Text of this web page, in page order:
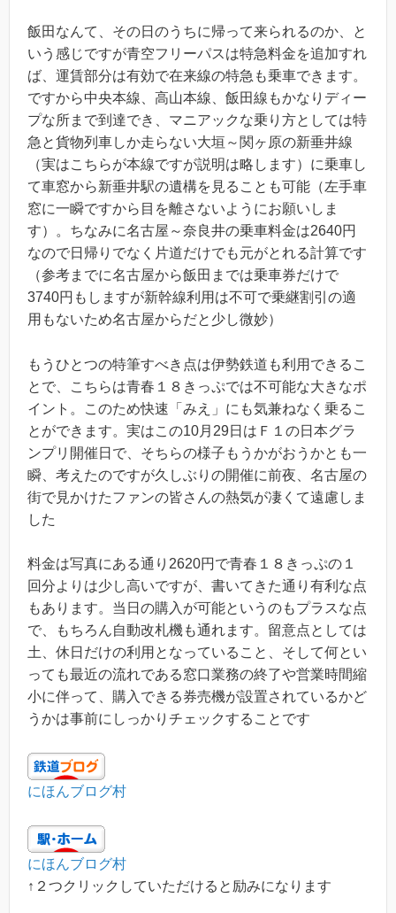
飯田なんて、その日のうちに帰って来られるのか、と
いう感じですが青空フリーパスは特急料金を追加すれ
ば、運賃部分は有効で在来線の特急も乗車できます。
ですから中央本線、高山本線、飯田線もかなりディー
プな所まで到達でき、マニアックな乗り方としては特
急と貨物列車しか走らない大垣～関ヶ原の新垂井線
（実はこちらが本線ですが説明は略します）に乗車し
て車窓から新垂井駅の遺構を見ることも可能（左手車
窓に一瞬ですから目を離さないようにお願いしま
す）。ちなみに名古屋～奈良井の乗車料金は2640円
なので日帰りでなく片道だけでも元がとれる計算です
（参考までに名古屋から飯田までは乗車券だけで
3740円もしますが新幹線利用は不可で乗継割引の適
用もないため名古屋からだと少し微妙）
もうひとつの特筆すべき点は伊勢鉄道も利用できるこ
とで、こちらは青春１８きっぷでは不可能な大きなポ
イント。このため快速「みえ」にも気兼ねなく乗るこ
とができます。実はこの10月29日はＦ１の日本グラ
ンプリ開催日で、そちらの様子もうかがおうかとも一
瞬、考えたのですが久しぶりの開催に前夜、名古屋の
街で見かけたファンの皆さんの熱気が凄くて遠慮しま
した
料金は写真にある通り2620円で青春１８きっぷの１
回分よりは少し高いですが、書いてきた通り有利な点
もあります。当日の購入が可能というのもプラスな点
で、もちろん自動改札機も通れます。留意点としては
土、休日だけの利用となっていること、そして何とい
っても最近の流れである窓口業務の終了や営業時間縮
小に伴って、購入できる券売機が設置されているかど
うかは事前にしっかりチェックすることです
にほんブログ村
にほんブログ村
↑２つクリックしていただけると励みになります